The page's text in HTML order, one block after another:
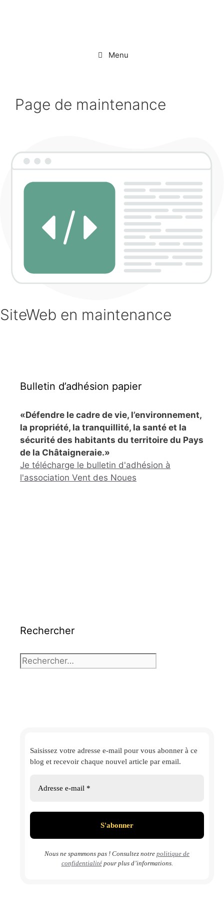
Menu
Page de maintenance
SiteWeb en maintenance
Bulletin d’adhésion papier
«Défendre le cadre de vie, l’environnement,
la propriété, la tranquillité, la santé et la
sécurité des habitants du territoire du Pays
de la Châtaigneraie.»
Je télécharge le bulletin d'adhésion à
l'association Vent des Noues
Rechercher
Rechercher :
Saisissez votre adresse e-mail pour vous abonner à ce
blog et recevoir chaque nouvel article par email.
Nous ne spammons pas ! Consultez notre politique de
confidentialitépour plus d’informations.